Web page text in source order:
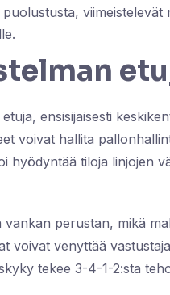
ensisijaisesti
voivat hallita
hyödyntää tiloja linjojen
perustan, mikä
voivat venyttää
tekee 3-4-1-2:sta